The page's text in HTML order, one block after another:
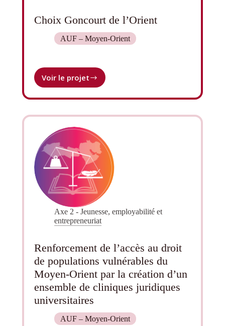
Choix Goncourt de l’Orient
AUF – Moyen-Orient
Voir le projet
Choix
de
Axe 2 - Jeunesse, employabilité et
entrepreneuriat
Renforcement de l’accès au droit
de populations vulnérables du
Moyen-Orient par la création d’un
ensemble de cliniques juridiques
universitaires
AUF – Moyen-Orient